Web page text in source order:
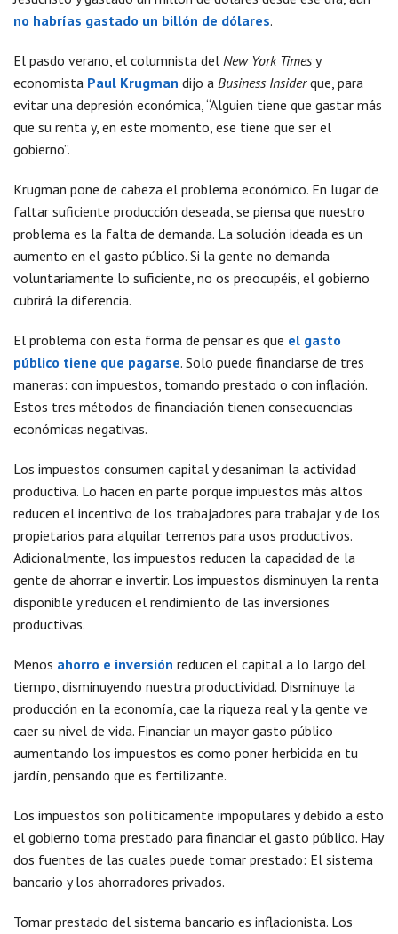
no habrías gastado un billón de dólares.
El pasdo verano, el columnista del New York Times y
economista Paul Krugman dijo a Business Insiderque, para
evitar una depresión económica, “Alguien tiene que gastar más
que su renta y, en este momento, ese tiene que ser el
gobierno”.
Krugman pone de cabeza el problema económico. En lugar de
faltar suficiente producción deseada, se piensa que nuestro
problema es la falta de demanda. La solución ideada es un
aumento en el gasto público. Si la gente no demanda
voluntariamente lo suficiente, no os preocupéis, el gobierno
cubrirá la diferencia.
El problema con esta forma de pensar es que el gasto
público tiene que pagarse. Solo puede financiarse de tres
maneras: con impuestos, tomando prestado o con inflación.
Estos tres métodos de financiación tienen consecuencias
económicas negativas.
Los impuestos consumen capital y desaniman la actividad
productiva. Lo hacen en parte porque impuestos más altos
reducen el incentivo de los trabajadores para trabajar y de los
propietarios para alquilar terrenos para usos productivos.
Adicionalmente, los impuestos reducen la capacidad de la
gente de ahorrar e invertir. Los impuestos disminuyen la renta
disponible y reducen el rendimiento de las inversiones
productivas.
Menos ahorro e inversión reducen el capital a lo largo del
tiempo, disminuyendo nuestra productividad. Disminuye la
producción en la economía, cae la riqueza real y la gente ve
caer su nivel de vida. Financiar un mayor gasto público
aumentando los impuestos es como poner herbicida en tu
jardín, pensando que es fertilizante.
Los impuestos son políticamente impopulares y debido a esto
el gobierno toma prestado para financiar el gasto público. Hay
dos fuentes de las cuales puede tomar prestado: El sistema
bancario y los ahorradores privados.
Tomar prestado del sistema bancario es inflacionista. Los